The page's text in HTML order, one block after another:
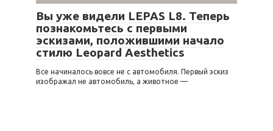
Вы уже видели LEPAS L8. Теперь
познакомьтесь с первыми
эскизами, положившими начало
стилю Leopard Aesthetics
Все начиналось вовсе не с автомобиля. Первый эскиз
изображал не автомобиль, а животное —